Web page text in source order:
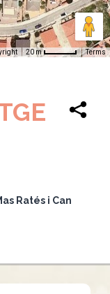
20 m Terms
Ratés i Can